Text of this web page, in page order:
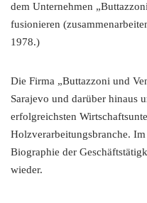
dem Unternehmen
fusionieren
1978.)
Die Firma „Buttazzoni und
Sarajevo und darüber hinaus
erfolgreichsten
Holzverarbeitungsbranche.
Biographie der
wieder.